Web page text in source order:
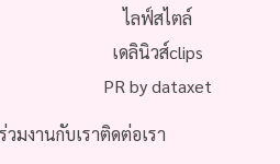
ไลฟ์สไตล์
เดลินิวส์clips
PR by dataxet
ร่วมงานกับเราติดต่อเรา